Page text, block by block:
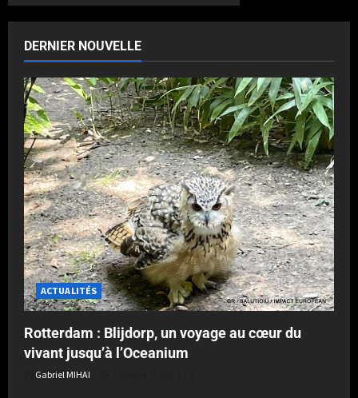
DERNIER NOUVELLE
ACTUALITÉS
Rotterdam : Blijdorp, un voyage au cœur du
vivant jusqu’à l’Oceanium
Gabriel MIHAI